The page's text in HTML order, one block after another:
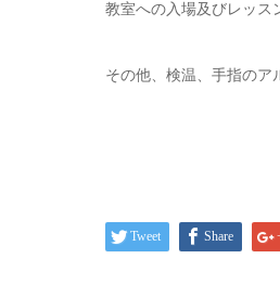
教室への入場及びレッス
その他、検温、手指のア
Tweet Share